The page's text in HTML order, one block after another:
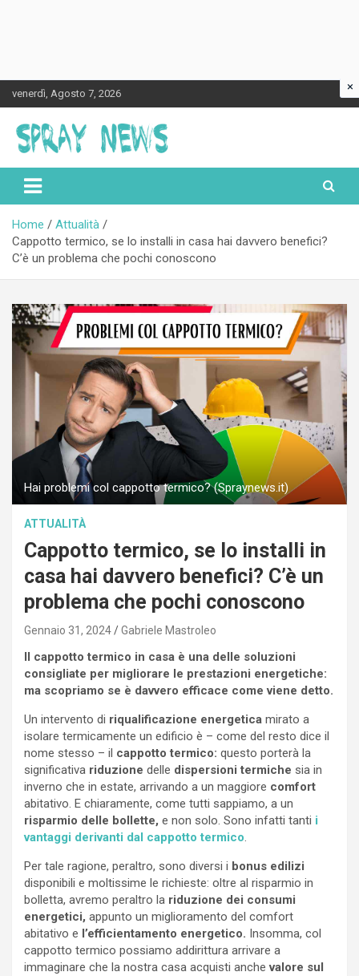
to
content
venerdì, Agosto 7, 2026
Spraynews.it
Home
Attualità
Cappotto termico, se lo installi in casa hai davvero benefici?
C’è un problema che pochi conoscono
Hai problemi col cappotto termico? (Spraynews.it)
ATTUALITÀ
Cappotto termico, se lo installi in
casa hai davvero benefici? C’è un
problema che pochi conoscono
Gennaio 31, 2024 Gabriele Mastroleo
Il cappotto termico in casa è una delle soluzioni
consigliate per migliorare le prestazioni energetiche:
ma scopriamo se è davvero efficace come viene detto.
Un intervento di riqualificazione energetica mirato a
isolare termicamente un edificio è – come del resto dice il
nome stesso – il cappotto termico: questo porterà la
significativa riduzione delle dispersioni termiche sia in
inverno che in estate, arrivando a un maggiore comfort
abitativo. E chiaramente, come tutti sappiamo, a un
risparmio delle bollette, e non solo. Sono infatti tanti i
vantaggi derivanti dal cappotto termico.
Per tale ragione, peraltro, sono diversi i bonus edilizi
disponibili e moltissime le richieste: oltre al risparmio in
bolletta, avremo peraltro la riduzione dei consumi
energetici, appunto un miglioramento del comfort
abitativo e l’efficientamento energetico. Insomma, col
cappotto termico possiamo addirittura arrivare a
immaginare che la nostra casa acquisti anchevalore sul
×